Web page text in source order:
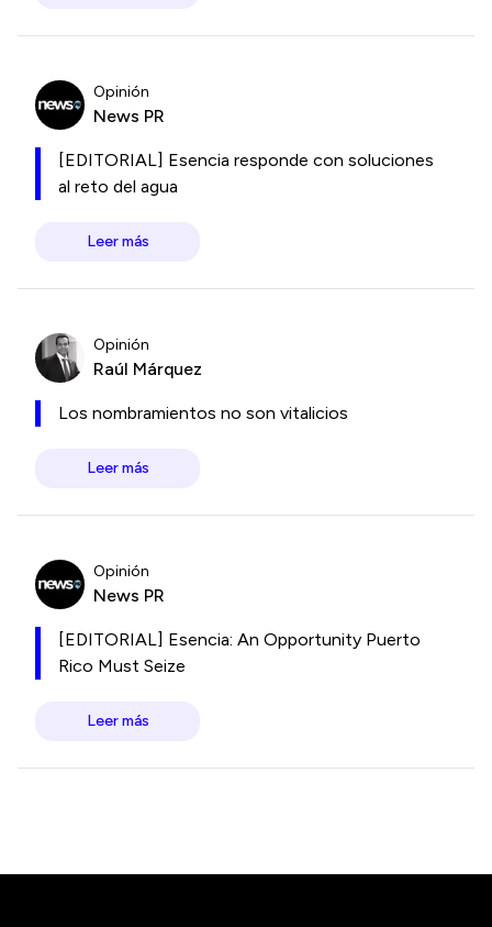
Opinión
News PR
[EDITORIAL] Esencia responde con soluciones
al reto del agua
Leer más
Opinión
Raúl Márquez
Los nombramientos no son vitalicios
Leer más
Opinión
News PR
[EDITORIAL] Esencia: An Opportunity Puerto
Rico Must Seize
Leer más